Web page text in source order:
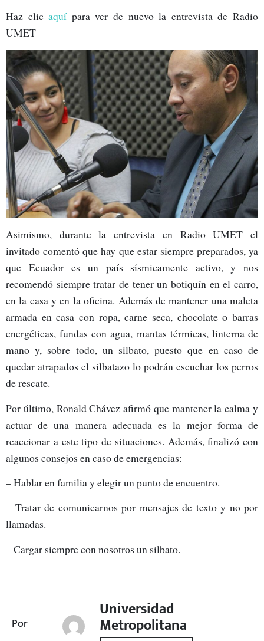
Por
Universidad
Metropolitana
Haz clicaquí para ver de nuevo la entrevista de Radio
UMET
Asimismo, durante la entrevista en Radio UMET el
invitado comentó que hay que estar siempre preparados, ya
que Ecuador es un país sísmicamente activo, y nos
recomendó siempre tratar de tener un botiquín en el carro,
en la casa y en la oficina. Además de mantener una maleta
armada en casa con ropa, carne seca, chocolate o barras
energéticas, fundas con agua, mantas térmicas, linterna de
mano y, sobre todo, un silbato, puesto que en caso de
quedar atrapados el silbatazo lo podrán escuchar los perros
de rescate.
Por último, Ronald Chávez afirmó que mantener la calma y
actuar de una manera adecuada es la mejor forma de
reaccionar a este tipo de situaciones. Además, finalizó con
algunos consejos en caso de emergencias:
– Hablar en familia y elegir un punto de encuentro.
– Tratar de comunicarnos por mensajes de texto y no por
llamadas.
– Cargar siempre con nosotros un silbato.